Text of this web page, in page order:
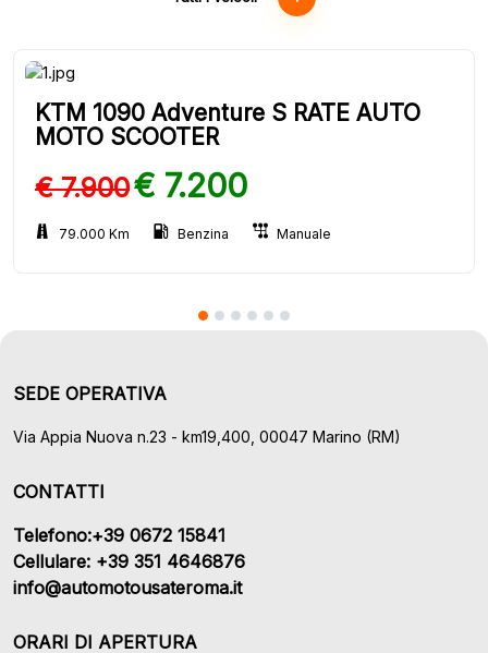
KTM 1090 Adventure S RATE AUTO
MOTO SCOOTER
€ 7.900€ 7.200
79.000 Km Benzina Manuale
SEDE OPERATIVA
Via Appia Nuova n.23 - km19,400, 00047 Marino (RM)
CONTATTI
Telefono:+39 0672 15841
Cellulare: +39 351 4646876
info@automotousateroma.it
ORARI DI APERTURA